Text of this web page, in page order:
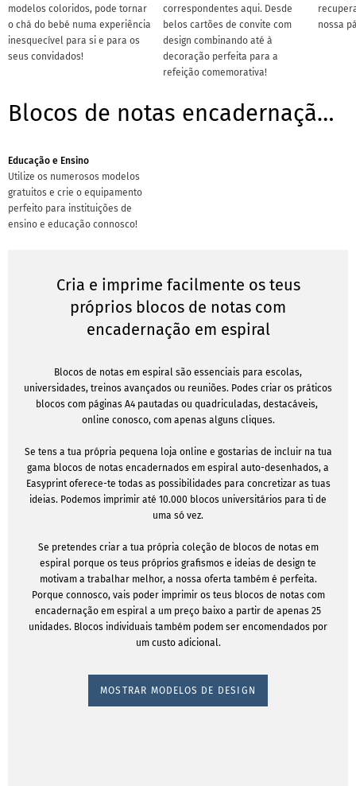
modelos coloridos, pode tornar
o chá do bebé numa experiência
inesquecível para si e para os
seus convidados!
correspondentes aqui. Desde
belos cartões de convite com
design combinando até à
decoração perfeita para a
refeição comemorativa!
nossa
Blocos de notas encadernação em espiral - Modelos para sucursais
Educação e Ensino
Utilize os numerosos modelos
gratuitos e crie o equipamento
perfeito para instituições de
ensino e educação connosco!
Cria e imprime facilmente os teus
próprios blocos de notas com
encadernação em espiral
Blocos de notas em espiral são essenciais para escolas,
universidades, treinos avançados ou reuniões. Podes criar os práticos
blocos com páginas A4 pautadas ou quadriculadas, destacáveis, ​​
online conosco, com apenas alguns cliques.
Se tens a tua própria pequena loja online e gostarias de incluir na tua
gama blocos de notas encadernados em espiral auto-desenhados, a
Easyprint oferece-te todas as possibilidades para concretizar as tuas
ideias. Podemos imprimir até 10.000 blocos universitários para ti de
uma só vez.
Se pretendes criar a tua própria coleção de blocos de notas em
espiral porque os teus próprios grafismos e ideias de design te
motivam a trabalhar melhor, a nossa oferta também é perfeita.
Porque connosco, vais poder imprimir os teus blocos de notas com
encadernação em espiral a um preço baixo a partir de apenas 25
unidades. Blocos individuais também podem ser encomendados por
um custo adicional.
MOSTRAR MODELOS DE DESIGN